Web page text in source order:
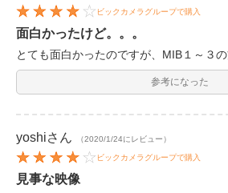
ビックカメラグループで購入
面白かったけど。。。
とても面白かったのですが、MIB１～３の
参考になった
yoshiさん （2020/1/24にレビュー）
ビックカメラグループで購入
見事な映像